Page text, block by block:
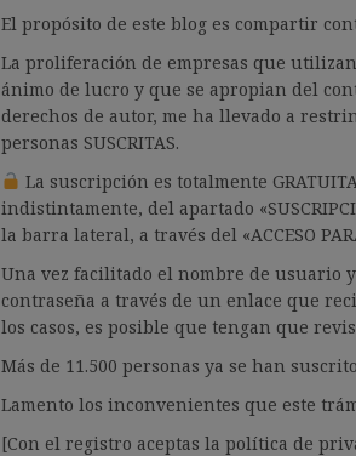
El propósito de este blog es compartir
La proliferación de empresas que
ánimo de lucro y que se apropian del
derechos de autor, me ha llevado a
personas SUSCRITAS.
La suscripción es totalmente
indistintamente, del apartado
la barra lateral, a través del «ACCESO
Una vez facilitado el nombre de usuario
contraseña a través de un enlace que
los casos, es posible que tengan que
Más de 11.500 personas ya se han
Lamento los inconvenientes que este
[Con el registro aceptas la política de